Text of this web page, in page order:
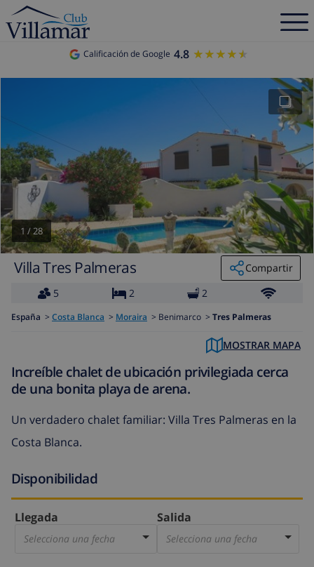
Calificación de Google 4.8 ★★★★★
★★★★★
1 /28
Villa Tres Palmeras
Compartir
5
2 2
España > Costa Blanca > Moraira > Benimarco > Tres Palmeras
MOSTRAR MAPA
Increíble chalet de ubicación privilegiada cerca
de una bonita playa de arena.
Un verdadero chalet familiar: Villa Tres Palmeras en la
Costa Blanca.
Disponibilidad
Llegada
Selecciona una fecha
Salida
Selecciona una fecha